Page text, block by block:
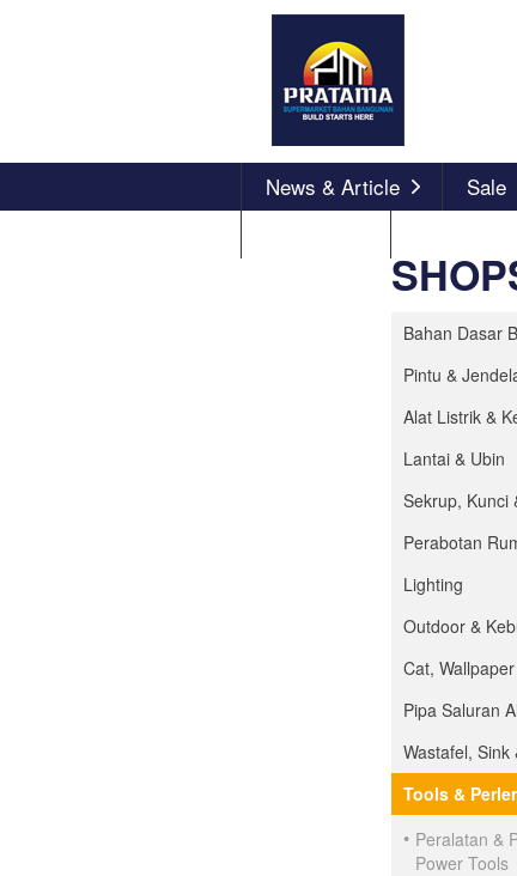
News & Article Sale
Bahan Dasar
Pintu &
Alat Listrik &
Lantai & Ubin
Sekrup, Kunci
Perabotan
Lighting
Outdoor &
Cat,
Pipa Saluran
Wastafel, Sink
Tools &
Peralatan &
Power Tools